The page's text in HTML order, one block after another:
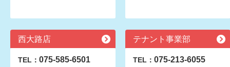
西大路店
TEL： 075-585-6501
テナント事業部
TEL： 075-213-6055